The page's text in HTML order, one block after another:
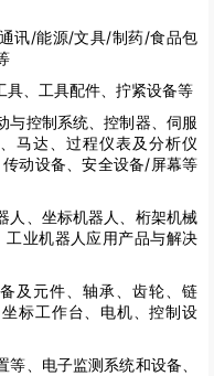
讯/能源/文具/制药/食品包
具、工具配件、拧紧设备等
与控制系统、控制器、伺服
马达、过程仪表及分析仪
动设备、安全设备/屏幕等
人、坐标机器人、桁架机械
业机器人应用产品与解决
及元件、轴承、齿轮、链
标工作台、电机、控制设
、电子监测系统和设备、